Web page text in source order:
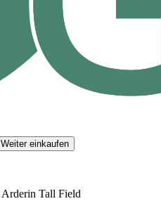
Weiter einkaufen
Tall Field